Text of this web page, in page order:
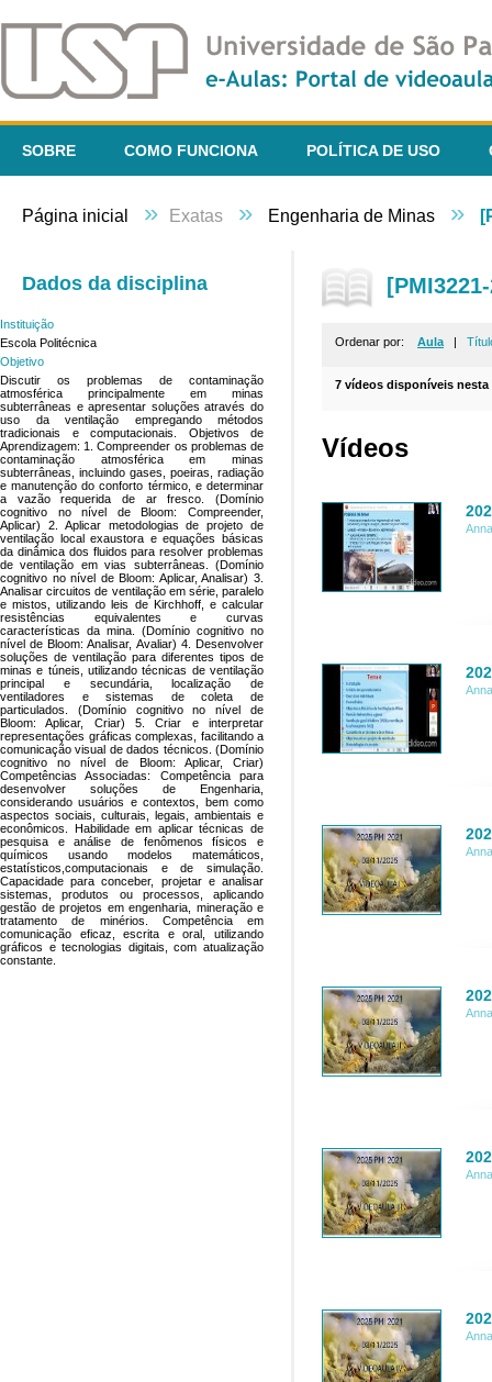
SOBRE COMO FUNCIONA POLÍTICA DE USO
Página inicial » Exatas » Engenharia de Minas »
Dados da disciplina
Instituição
Escola Politécnica
Objetivo
Discutir os problemas de contaminação
atmosférica principalmente em minas
subterrâneas e apresentar soluções através do
uso da ventilação empregando métodos
tradicionais e computacionais. Objetivos de
Aprendizagem: 1. Compreender os problemas de
contaminação atmosférica em minas
subterrâneas, incluindo gases, poeiras, radiação
e manutenção do conforto térmico, e determinar
a vazão requerida de ar fresco. (Domínio
cognitivo no nível de Bloom: Compreender,
Aplicar) 2. Aplicar metodologias de projeto de
ventilação local exaustora e equações básicas
da dinâmica dos fluidos para resolver problemas
de ventilação em vias subterrâneas. (Domínio
cognitivo no nível de Bloom: Aplicar, Analisar) 3.
Analisar circuitos de ventilação em série, paralelo
e mistos, utilizando leis de Kirchhoff, e calcular
resistências equivalentes e curvas
características da mina. (Domínio cognitivo no
nível de Bloom: Analisar, Avaliar) 4. Desenvolver
soluções de ventilação para diferentes tipos de
minas e túneis, utilizando técnicas de ventilação
principal e secundária, localização de
ventiladores e sistemas de coleta de
particulados. (Domínio cognitivo no nível de
Bloom: Aplicar, Criar) 5. Criar e interpretar
representações gráficas complexas, facilitando a
comunicação visual de dados técnicos. (Domínio
cognitivo no nível de Bloom: Aplicar, Criar)
Competências Associadas: Competência para
desenvolver soluções de Engenharia,
considerando usuários e contextos, bem como
aspectos sociais, culturais, legais, ambientais e
econômicos. Habilidade em aplicar técnicas de
pesquisa e análise de fenômenos físicos e
químicos usando modelos matemáticos,
estatísticos,computacionais e de simulação.
Capacidade para conceber, projetar e analisar
sistemas, produtos ou processos, aplicando
gestão de projetos em engenharia, mineração e
tratamento de minérios. Competência em
comunicação eficaz, escrita e oral, utilizando
gráficos e tecnologias digitais, com atualização
constante.
Ordenar por: Aula |
7 vídeos disponíveis
Vídeos